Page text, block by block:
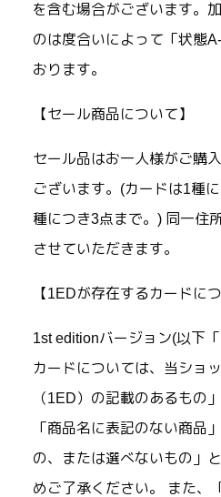
を含む場合がございます。
のは度合いによって「状態
おります。
【セール商品について】
セール品はお一人様がご購
ございます。(カードは1種
種につき3点まで。) 同一住
させていただきます。
【1EDが存在するカードにつ
1st editionバージョン(以下
カードについては、当ショ
（1ED）の記載のあるもの
「商品名に表記のない商品
の、または選べないもの」
めご了承ください。 また、